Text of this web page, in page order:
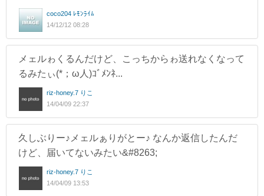
coco204 ﾚﾓﾝﾗｲﾑ
14/12/12 08:28
メェルゎくるんだけど、こっちからゎ送れなくなって
るみたぃ(*；ω人)ｺﾞﾒﾝﾈ...
riz-honey.7 りこ
14/04/09 22:37
久しぶりー♪メェルぁりがとー♪ なんか返信したんだ
けど、届いてないみたい&#8263;
riz-honey.7 りこ
14/04/09 13:53